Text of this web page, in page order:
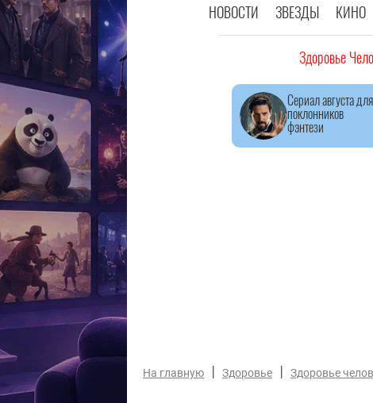
НОВОСТИ ЗВЕЗДЫ КИНО
Здоровье
Сериал августа для
поклонников
фэнтези
На главную | Здоровье | Здоровье